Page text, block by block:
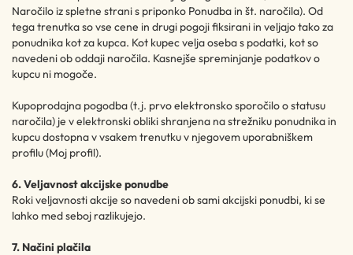
Naročilo iz spletne strani s priponko Ponudba in št. naročila). Od
tega trenutka so vse cene in drugi pogoji fiksirani in veljajo tako za
ponudnika kot za kupca. Kot kupec velja oseba s podatki, kot so
navedeni ob oddaji naročila. Kasnejše spreminjanje podatkov o
kupcu ni mogoče.
Kupoprodajna pogodba (t.j. prvo elektronsko sporočilo o statusu
naročila) je v elektronski obliki shranjena na strežniku ponudnika in
kupcu dostopna v vsakem trenutku v njegovem uporabniškem
profilu (Moj profil).
6. Veljavnost akcijske ponudbe
Roki veljavnosti akcije so navedeni ob sami akcijski ponudbi, ki se
lahko med seboj razlikujejo.
7. Načini plačila